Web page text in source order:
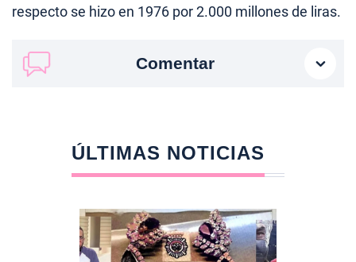
respecto se hizo en 1976 por 2.000 millones de liras.
Comentar
ÚLTIMAS NOTICIAS